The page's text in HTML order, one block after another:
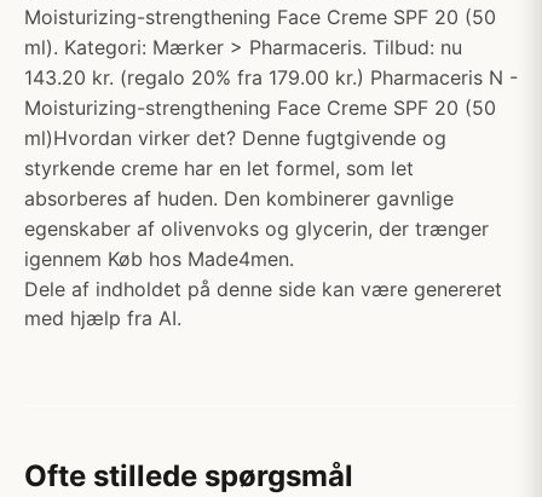
Moisturizing-strengthening Face Creme SPF 20 (50
ml). Kategori: Mærker > Pharmaceris. Tilbud: nu
143.20 kr. (regalo 20% fra 179.00 kr.) Pharmaceris N -
Moisturizing-strengthening Face Creme SPF 20 (50
ml)Hvordan virker det? Denne fugtgivende og
styrkende creme har en let formel, som let
absorberes af huden. Den kombinerer gavnlige
egenskaber af olivenvoks og glycerin, der trænger
igennem Køb hos Made4men.
Dele af indholdet på denne side kan være genereret
med hjælp fra AI.
Ofte stillede spørgsmål